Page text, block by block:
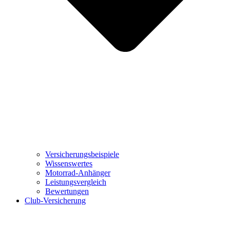
Versicherungsbeispiele
Wissenswertes
Motorrad-Anhänger
Leistungsvergleich
Bewertungen
Club-Versicherung